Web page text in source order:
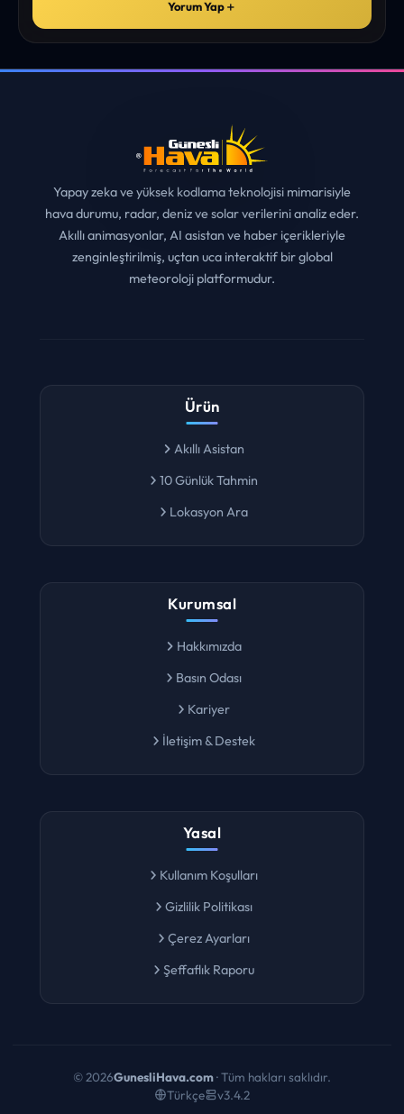
Yapay zeka ve yüksek kodlama teknolojisi mimarisiyle
hava durumu, radar, deniz ve solar verilerini analiz eder.
Akıllı animasyonlar, AI asistan ve haber içerikleriyle
zenginleştirilmiş, uçtan uca interaktif bir global
Ürün
Kurumsal
Yasal
GunesliHava.com· Tüm hakları saklıdır.